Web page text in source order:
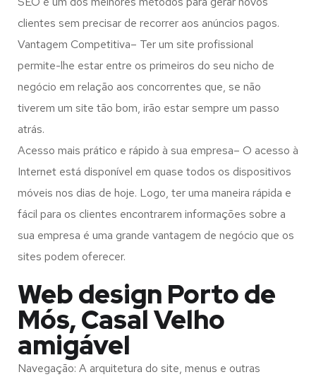
clientes sem precisar de recorrer aos anúncios pagos.
Vantagem Competitiva– Ter um site profissional
permite-lhe estar entre os primeiros do seu nicho de
negócio em relação aos concorrentes que, se não
tiverem um site tão bom, irão estar sempre um passo
atrás.
Acesso mais prático e rápido à sua empresa– O acesso à
Internet está disponível em quase todos os dispositivos
móveis nos dias de hoje. Logo, ter uma maneira rápida e
fácil para os clientes encontrarem informações sobre a
sua empresa é uma grande vantagem de negócio que os
sites podem oferecer.
Web design Porto de
Mós, Casal Velho
amigável
Navegação: A arquitetura do site, menus e outras